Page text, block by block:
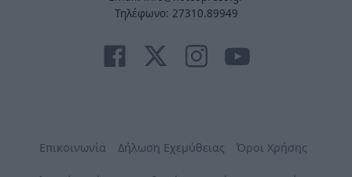
Τηλέφωνο: 27310.89949
Επικοινωνία Δήλωση Εχεμύθειας Όροι Χρήσης